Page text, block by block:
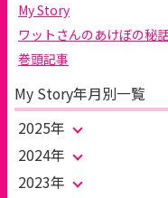
My Story
ワットさんのあけぼの秘
巻頭記事
My Story年月別一覧
2025年
2024年
2023年